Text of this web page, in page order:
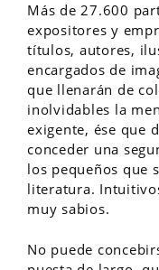
Más de 27.600
expositores y
títulos, autores,
encargados de
que llenarán de
inolvidables la
exigente, ése que
conceder una
los pequeños que
literatura.
muy sabios.
No puede